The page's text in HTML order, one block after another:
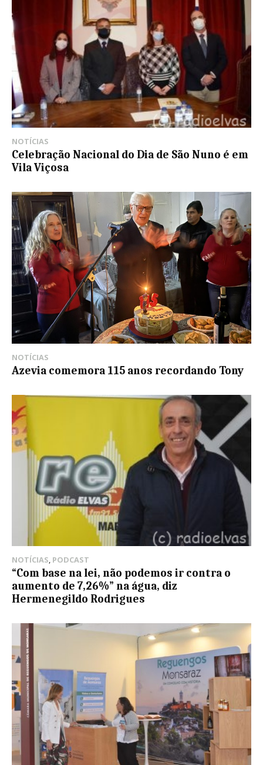
NOTÍCIAS
Celebração Nacional do Dia de São Nuno é em
Vila Viçosa
NOTÍCIAS
Azevia comemora 115 anos recordando Tony
NOTÍCIAS PODCAST
“Com base na lei, não podemos ir contra o
aumento de 7,26%” na água, diz
Hermenegildo Rodrigues